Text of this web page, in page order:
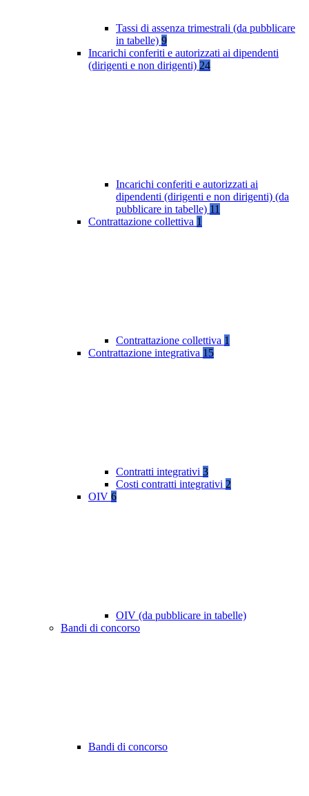
Tassi di assenza trimestrali (da pubblicare
in tabelle) 9
Incarichi conferiti e autorizzati ai dipendenti
(dirigenti e non dirigenti) 24
Incarichi conferiti e autorizzati ai
dipendenti (dirigenti e non dirigenti) (da
pubblicare in tabelle) 11
Contrattazione collettiva 1
Contrattazione collettiva 1
Contrattazione integrativa 15
Contratti integrativi 3
Costi contratti integrativi 2
OIV 6
OIV (da pubblicare in tabelle)
Bandi di concorso
Bandi di concorso